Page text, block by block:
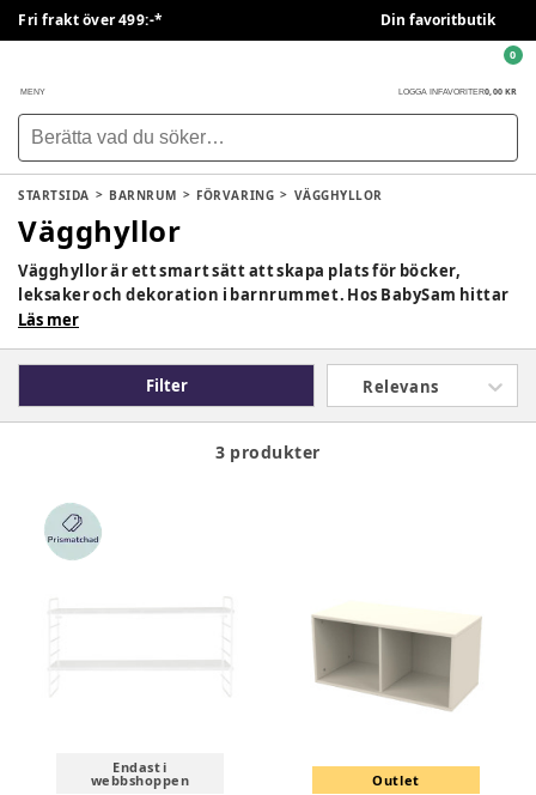
Fri frakt över 499:-* Din favoritbutik
MENY LOGGA IN FAVORITER0,00 KR
0
STARTSIDA BARNRUM FÖRVARING VÄGGHYLLOR
Vägghyllor
Vägghyllor är ett smart sätt att skapa plats för böcker,
leksaker och dekoration i barnrummet. Hos BabySam hittar
du vägg- och bokhyllor med barnvänlig design som hjälper
barnrum.
Läs mer
Filter Relevans
3 produkter
Endast i
webbshoppen Outlet